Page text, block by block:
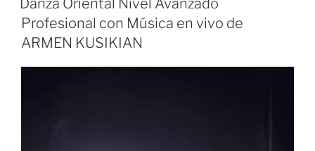
Danza Oriental Nivel Avanzado
Profesional con Música en vivo de
ARMEN KUSIKIAN